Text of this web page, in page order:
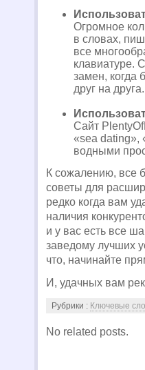
Огромное
в словах,
все
клавиатуре.
замен, когда
друг на друга.
Сайт
«sea dating»,
водными
К сожалению, все
советы для
редко когда вам
наличия
и у вас есть все
заведому лучших
что, начинайте
И, удачных вам
Рубрики : Ключевые
No related posts.